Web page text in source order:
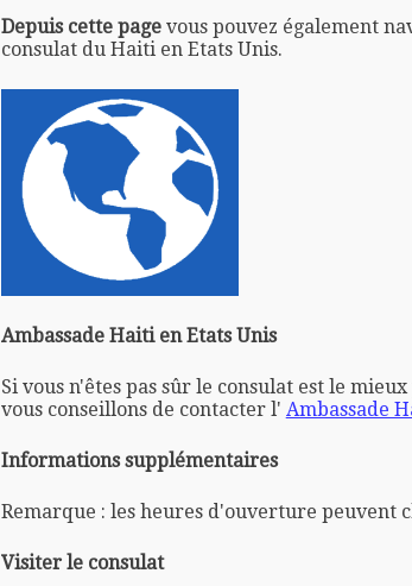
Depuis cette pagevous pouvez également
consulat du Haiti en Etats Unis.
Ambassade Haiti en Etats Unis
Si vous n'êtes pas sûr le consulat est le
vous conseillons de contacter l' Ambassade
Informations supplémentaires
Remarque : les heures d'ouverture peuvent
Visiter le consulat